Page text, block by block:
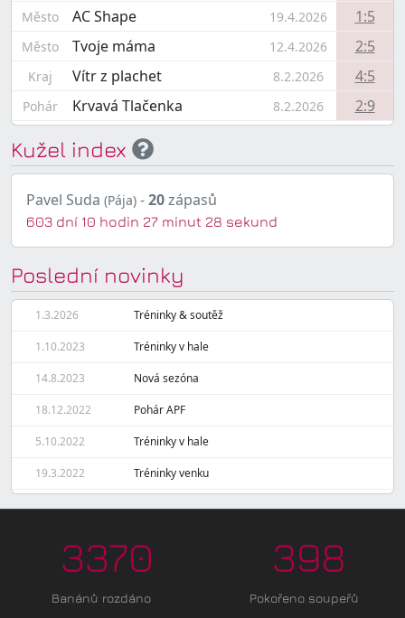
Město AC Shape 19.4.2026 1:5
Město Tvoje máma 12.4.2026 2:5
Kraj Vítr z plachet 8.2.2026 4:5
Pohár Krvavá Tlačenka 8.2.2026 2:9
Kužel index
Pavel Suda (Pája) -20zápasů
603 dní 10 hodin 27 minut 28 sekund
Poslední novinky
1.3.2026 Tréninky & soutěž
1.10.2023 Tréninky v hale
14.8.2023 Nová sezóna
18.12.2022 Pohár APF
5.10.2022 Tréninky v hale
19.3.2022 Tréninky venku
3370
Banánů rozdáno
398
Pokořeno soupeřů